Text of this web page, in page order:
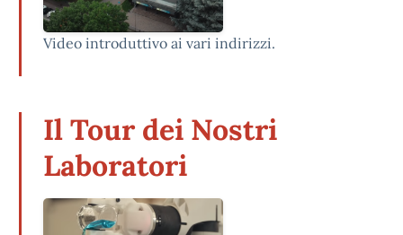
Video introduttivo ai vari indirizzi.
Il Tour dei Nostri
Laboratori